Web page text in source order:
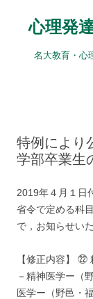
心理発
名大教育・心
特例により
学部卒業生
2019年４月１日
省令で定める科
で，お知らせい
【修正内容】
－精神医学ー（
医学ー（野邑・福